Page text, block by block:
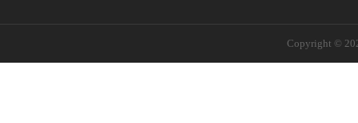
Copyright ©